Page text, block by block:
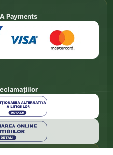
Payments